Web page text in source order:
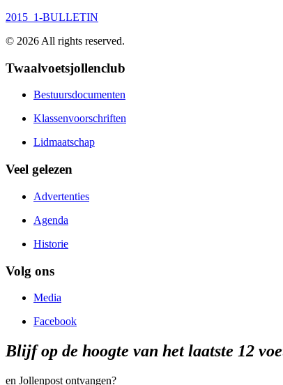
2015_1-BULLETIN
© 2026 All rights reserved.
Twaalvoetsjollenclub
Bestuursdocumenten
Klassenvoorschriften
Lidmaatschap
Veel gelezen
Advertenties
Agenda
Historie
Volg ons
Media
Facebook
Blijf op de hoogte van het laatste 12
en Jollenpost ontvangen?